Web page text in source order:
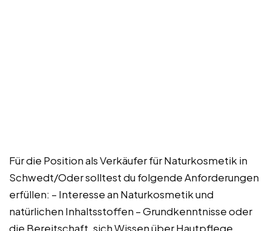
Für die Position als Verkäufer für Naturkosmetik in
Schwedt/Oder solltest du folgende Anforderungen
erfüllen: – Interesse an Naturkosmetik und
natürlichen Inhaltsstoffen – Grundkenntnisse oder
die Bereitschaft, sich Wissen über Hautpflege